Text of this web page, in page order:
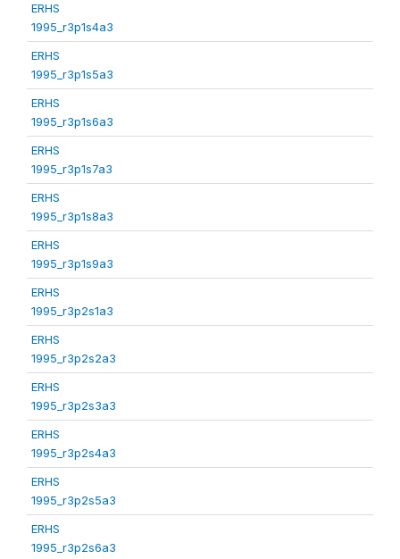
ERHS
1995_r3p1s4a3
ERHS
1995_r3p1s5a3
ERHS
1995_r3p1s6a3
ERHS
1995_r3p1s7a3
ERHS
1995_r3p1s8a3
ERHS
1995_r3p1s9a3
ERHS
1995_r3p2s1a3
ERHS
1995_r3p2s2a3
ERHS
1995_r3p2s3a3
ERHS
1995_r3p2s4a3
ERHS
1995_r3p2s5a3
ERHS
1995_r3p2s6a3